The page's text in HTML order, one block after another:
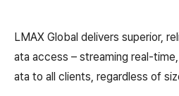
LMAX Global delivers superior,
ata access – streaming real-
ata to all clients, regardless of